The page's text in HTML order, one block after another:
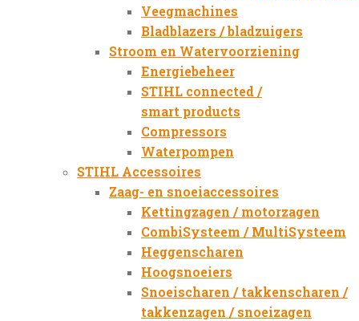
Veegmachines
Bladblazers / bladzuigers
Stroom en Watervoorziening
Energiebeheer
STIHL connected /
smart products
Compressors
Waterpompen
STIHL Accessoires
Zaag- en snoeiaccessoires
Kettingzagen / motorzagen
CombiSysteem / MultiSysteem
Heggenscharen
Hoogsnoeiers
Snoeischaren / takkenscharen /
takkenzagen / snoeizagen